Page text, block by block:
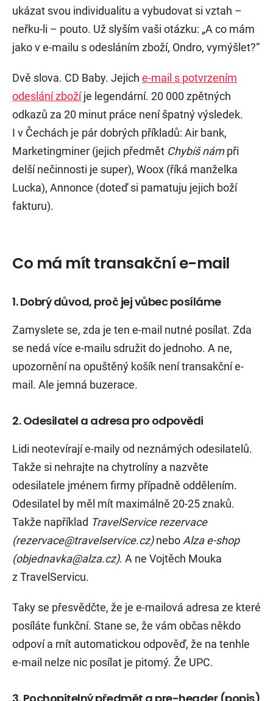
ukázat svou individualitu a vybudovat si vztah –
neřku-li – pouto. Už slyším vaši otázku: „A co mám
jako v e-mailu s odesláním zboží, Ondro, vymýšlet?“
Dvě slova. CD Baby. Jejich e-mail s potvrzením
odeslání zbožíje legendární. 20 000 zpětných
odkazů za 20 minut práce není špatný výsledek.
I v Čechách je pár dobrých příkladů: Air bank,
Marketingminer (jejich předmět Chybíš námpři
delší nečinnosti je super), Woox (říká manželka
Lucka), Annonce (doteď si pamatuju jejich boží
fakturu).
Co má mít transakční e-mail
1. Dobrý důvod, proč jej vůbec posíláme
Zamyslete se, zda je ten e-mail nutné posílat. Zda
se nedá více e-mailu sdružit do jednoho. A ne,
upozornění na opuštěný košík není transakční e-
mail. Ale jemná buzerace.
2. Odesilatel a adresa pro odpovědi
Lidi neotevírají e-maily od neznámých odesilatelů.
Takže si nehrajte na chytrolíny a nazvěte
odesilatele jménem firmy případně oddělením.
Odesilatel by měl mít maximálně 20-25 znaků.
Takže například TravelService rezervace
(rezervace@travelservice.cz)neboAlza e-shop
(objednavka@alza.cz). A ne Vojtěch Mouka
z TravelServicu.
Taky se přesvědčte, že je e-mailová adresa ze které
posíláte funkční. Stane se, že vám občas někdo
odpoví a mít automatickou odpověď, že na tenhle
e-mail nelze nic posílat je pitomý. Že UPC.